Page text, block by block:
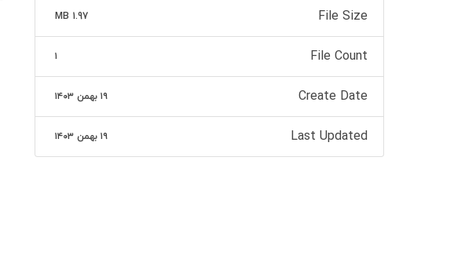
File Size
1.97 MB
File Count ۱
Create Date ۱۹ بهمن ۱۴۰۳
Last Updated ۱۹ بهمن ۱۴۰۳